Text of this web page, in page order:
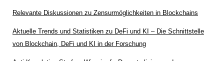
Relevante Diskussionen zu Zensurmöglichkeiten in Blockchains
Aktuelle Trends und Statistiken zu DeFi und KI – Die Schnittstelle
von Blockchain, DeFi und KI in der Forschung